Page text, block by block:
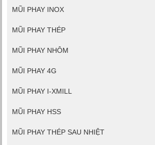
MŨI PHAY INOX
MŨI PHAY THÉP
MŨI PHAY NHÔM
MŨI PHAY 4G
MŨI PHAY I-XMILL
MŨI PHAY HSS
MŨI PHAY THÉP SAU NHIỆT